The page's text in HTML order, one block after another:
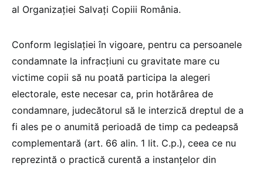
al Organizaţiei Salvaţi Copiii România.
Conform legislaţiei în vigoare, pentru ca persoanele
condamnate la infracţiuni cu gravitate mare cu
victime copii să nu poată participa la alegeri
electorale, este necesar ca, prin hotărârea de
condamnare, judecătorul să le interzică dreptul de a
fi ales pe o anumită perioadă de timp ca pedeapsă
complementară (art. 66 alin. 1 lit. C.p.), ceea ce nu
reprezintă o practică curentă a instanţelor din